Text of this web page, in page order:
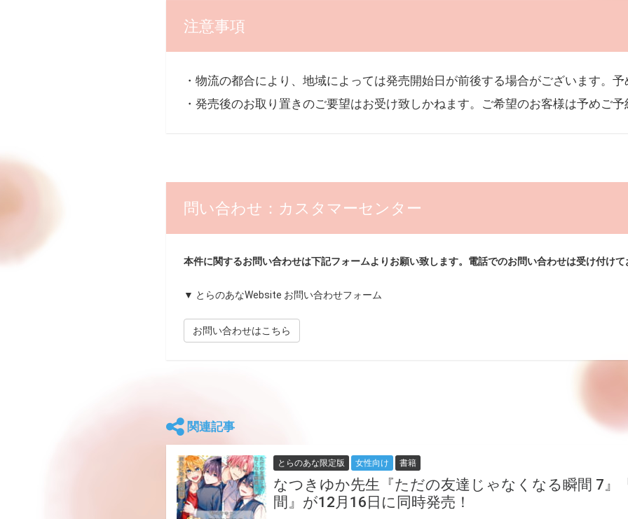
注意事項
・物流の都合により、地域によっては発売開始日が前後する場合がございます。
・発売後のお取り置きのご要望はお受け致しかねます。ご希望のお客様は予めご
問い合わせ：カスタマーセンター
本件に関するお問い合わせは下記フォームよりお願い致します。電話でのお問い合わせは受け付け
▼ とらのあなWebsite お問い合わせフォーム
お問い合わせはこちら
関連記事
とらのあな限定版 女性向け 書籍
なつきゆか先生『ただの友達じゃなくなる瞬間 7』
間』が12月16日に同時発売！